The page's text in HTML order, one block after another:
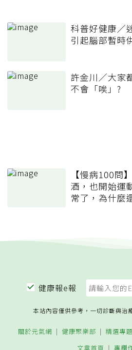
科普好健康／
引起腦部暫時
許金川／大家
不會「唉」?
【慢病100問
酒，也開始運
常了，為什麼
健康報e報
本站內容僅供參考，一切診斷與治
關於元氣網 健康聚樂部 精選專題
文章首頁
專欄